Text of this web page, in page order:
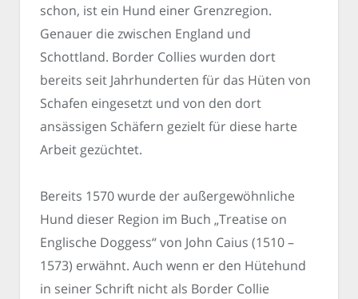
schon, ist ein Hund einer Grenzregion.
Genauer die zwischen England und
Schottland. Border Collies wurden dort
bereits seit Jahrhunderten für das Hüten von
Schafen eingesetzt und von den dort
ansässigen Schäfern gezielt für diese harte
Arbeit gezüchtet.
Bereits 1570 wurde der außergewöhnliche
Hund dieser Region im Buch „Treatise on
Englische Doggess“ von John Caius (1510 –
1573) erwähnt. Auch wenn er den Hütehund
in seiner Schrift nicht als Border Collie